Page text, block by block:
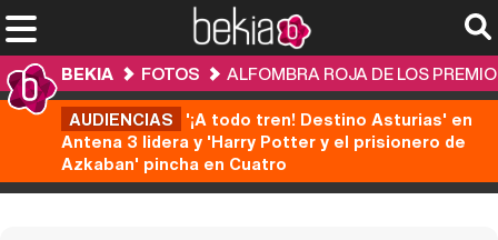
BEKIA FOTOS
ALFOMBRA ROJA DE LOS
AUDIENCIAS '¡A todo tren! Destino Asturias' en
Antena 3 lidera y 'Harry Potter y el prisionero de
Azkaban' pincha en Cuatro